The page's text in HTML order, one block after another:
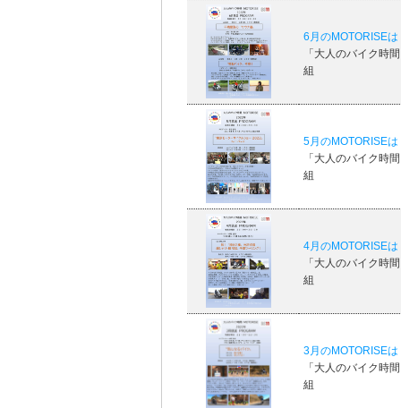
6月のMOTORISE
「大人のバイク時
組
5月のMOTORISE
「大人のバイク時
組
4月のMOTORISE
「大人のバイク時
組
3月のMOTORISE
「大人のバイク時
組